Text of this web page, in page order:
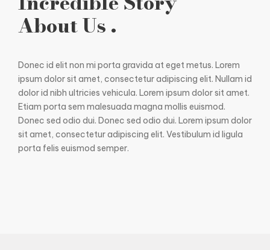
About Us .
Donec id elit non mi porta gravida at eget metus. Lorem
ipsum dolor sit amet, consectetur adipiscing elit. Nullam id
dolor id nibh ultricies vehicula. Lorem ipsum dolor sit amet.
Etiam porta sem malesuada magna mollis euismod.
Donec sed odio dui. Donec sed odio dui. Lorem ipsum dolor
sit amet, consectetur adipiscing elit. Vestibulum id ligula
porta felis euismod semper.